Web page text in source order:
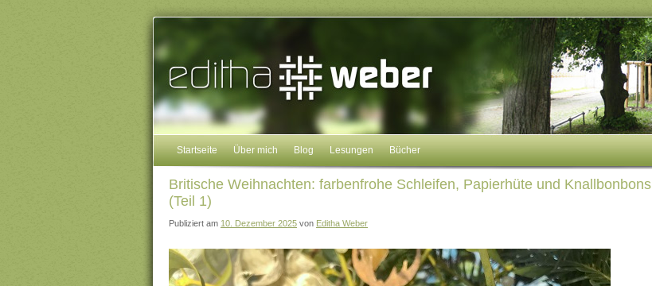
Startseite Über mich Blog Lesungen Bücher
Britische Weihnachten: farbenfrohe Schleifen, Papierhüte und Knallbonbons
(Teil 1)
Publiziert am 10. Dezember 2025 von Editha Weber